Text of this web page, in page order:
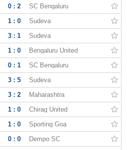
0 : 2 SC Bengaluru
1 : 0 Sudeva
3 : 1 Sudeva
1 : 0 Bengaluru United
0 : 1 SC Bengaluru
3 : 5 Sudeva
3 : 2 Maharashtra
1 : 0 Chirag United
1 : 0 Sporting Goa
0 : 0 Dempo SC